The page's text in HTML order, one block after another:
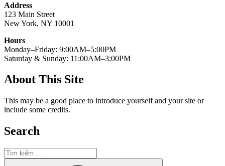
Address
123 Main Street
New York, NY 10001
Hours
Monday–Friday: 9:00AM–5:00PM
Saturday & Sunday: 11:00AM–3:00PM
About This Site
This may be a good place to introduce yourself and your site or
include some credits.
Search
Tìm
kiếm: